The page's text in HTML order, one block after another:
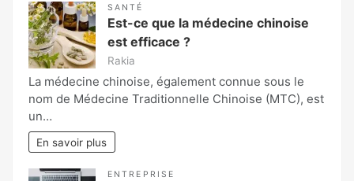
SANTÉ
Est-ce que la médecine chinoise
est efficace ?
Rakia
La médecine chinoise, également connue sous le
nom de Médecine Traditionnelle Chinoise (MTC), est
un…
En savoir plus
ENTREPRISE